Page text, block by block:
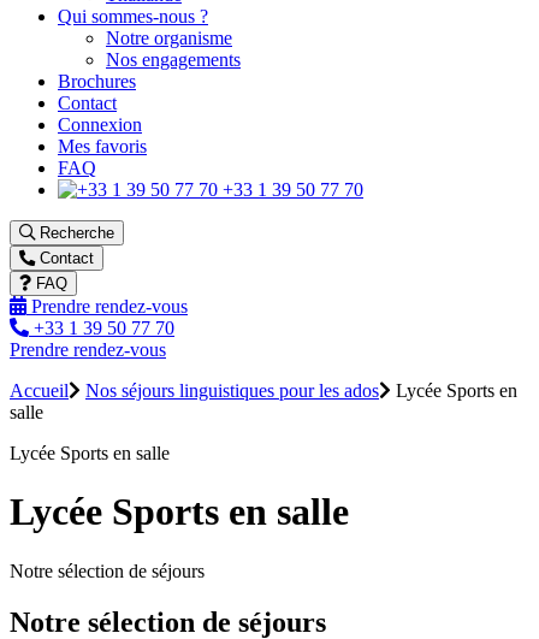
Qui sommes-nous ?
Notre organisme
Nos engagements
Brochures
Contact
Connexion
Mes favoris
FAQ
+33 1 39 50 77 70
Recherche
Contact
FAQ
Prendre rendez-vous
+33 1 39 50 77 70
Prendre rendez-vous
Accueil
Nos séjours linguistiques pour les ados
Lycée Sports en
salle
Lycée Sports en salle
Lycée Sports en salle
Notre sélection de séjours
Notre sélection de séjours